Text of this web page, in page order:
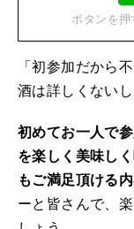
ボタンを押
「初参加だから
酒は詳しくない
初めてお一人で
を楽しく美味し
もご満足頂ける
ーと皆さんで、